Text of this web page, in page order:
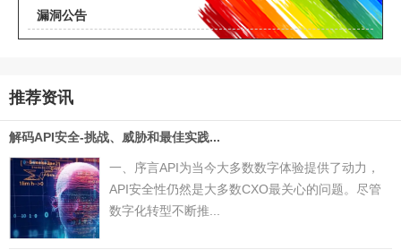
漏洞公告
推荐资讯
解码API安全-挑战、威胁和最佳实践...
一、序言API为当今大多数数字体验提供了动力，
API安全性仍然是大多数CXO最关心的问题。尽管
数字化转型不断推...